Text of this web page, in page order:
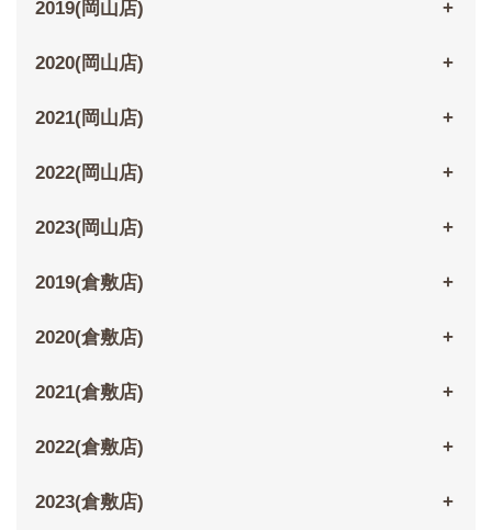
2019(岡山店)
2020(岡山店)
2021(岡山店)
2022(岡山店)
2023(岡山店)
2019(倉敷店)
2020(倉敷店)
2021(倉敷店)
2022(倉敷店)
2023(倉敷店)